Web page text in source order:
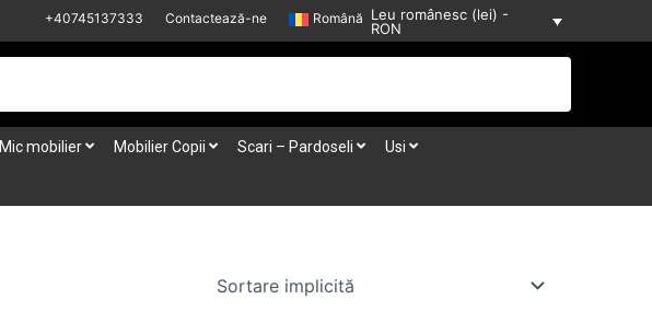
+40745137333 Contactează-ne Română Leu românesc (lei) -
RON
Mic mobilier Mobilier Copii Scari – Pardoseli
Usi